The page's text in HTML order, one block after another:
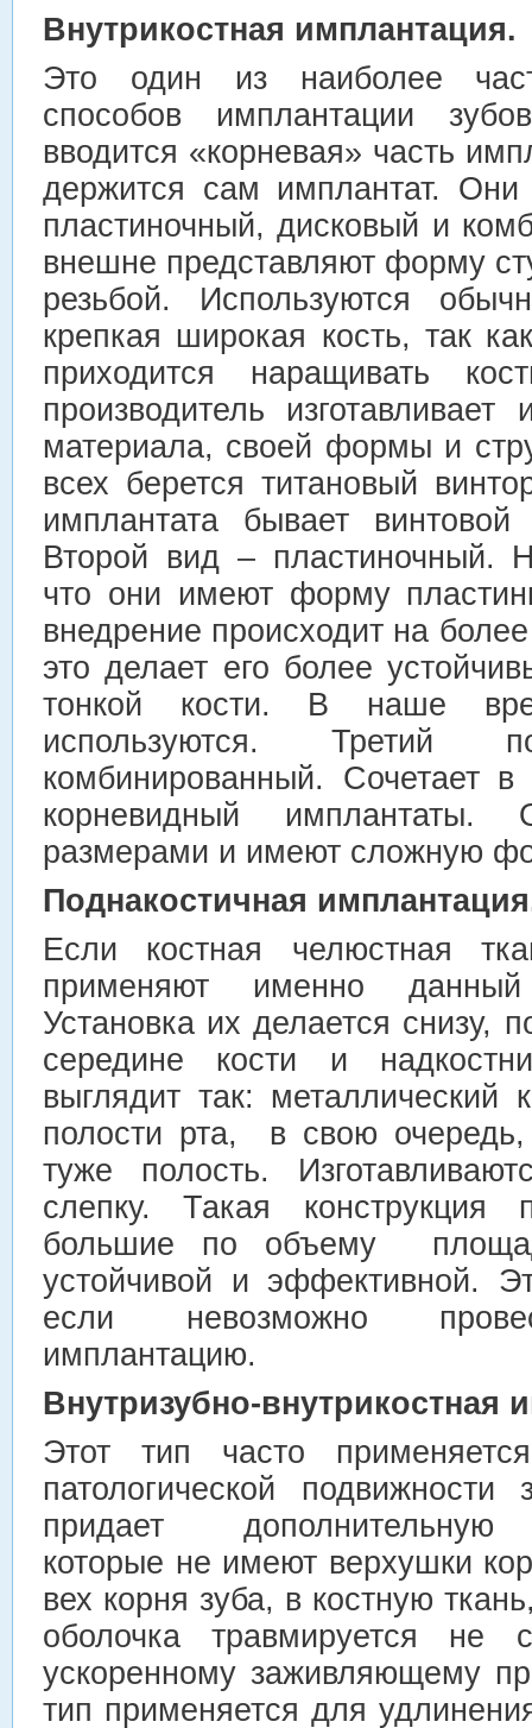
Внутрикостная имплантация.
Это один из наиболее
способов имплантации
вводится «корневая» часть
держится сам имплантат.
пластиночный, дисковый и
внешне представляют форму
резьбой. Используются
крепкая широкая кость, так
приходится наращивать
производитель
материала, своей формы и
всех берется титановый
имплантата бывает
Второй вид – пластиночный.
что они имеют форму
внедрение происходит на
это делает его более
тонкой кости. В наше
используются. Третий
комбинированный. Сочетает
корневидный имплантаты.
размерами и имеют сложную
Поднакостичная
Если костная челюстная
применяют именно
Установка их делается снизу,
середине кости и
выглядит так:
полости рта, в свою
туже полость.
слепку. Такая конструкция
большие по объему
устойчивой и эффективной.
если невозможно
имплантацию.
Внутризубно-внутрикостная
Этот тип часто
патологической подвижности
придает дополнительную
которые не имеют верхушки
вех корня зуба, в костную
оболочка травмируется не
ускоренному заживляющему
тип применяется для